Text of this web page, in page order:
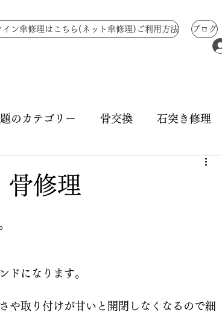
イン傘修理はこちら(ネット傘修理)ご利用方法 ブログ
のカテゴリー 骨交換 石突き修理
中骨修理
骨修理
ドになります。
や取り付けが甘いと開閉しなくなるので細